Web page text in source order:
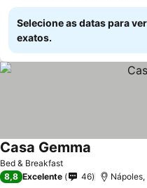
Selecione as datas para
exatos.
Bed & Breakfast
Casa Gemma
8,8 Excelente 46 Nápoles,